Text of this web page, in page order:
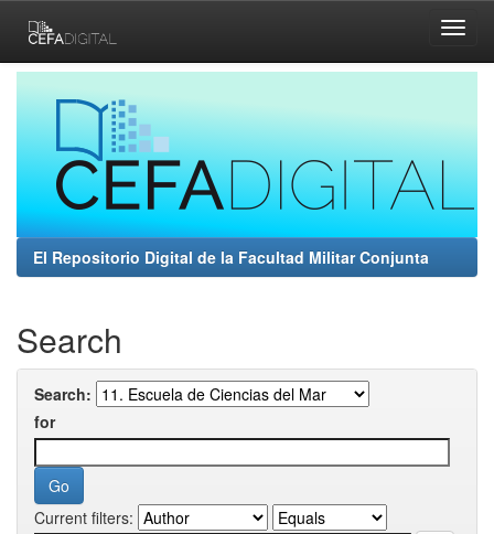
navigation
El Repositorio Digital de la Facultad Militar Conjunta
Search
Search:
for
Current filters: